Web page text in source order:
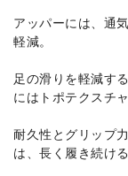
アッパーには、通
軽減。
足の滑りを軽減す
にはトポテクスチ
耐久性とグリップ
は、長く履き続け